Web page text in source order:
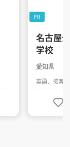
名古屋
学校
愛知県
英語、接客
PR